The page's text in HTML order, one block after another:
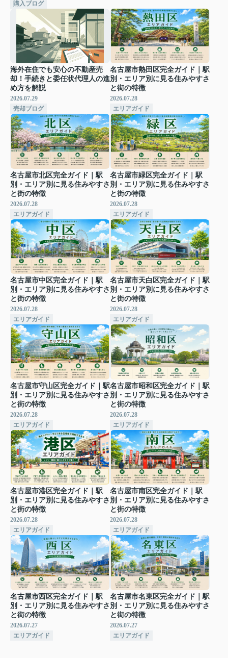
購入ブログ
海外在住でも安心の不動産売
却！手続きと委任状代理人の進
め方を解説
2026.07.29
売却ブログ
名古屋市熱田区完全ガイド｜駅
別・エリア別に見る住みやすさ
と街の特徴
2026.07.28
エリアガイド
名古屋市北区完全ガイド｜駅
別・エリア別に見る住みやすさ
と街の特徴
2026.07.28
エリアガイド
名古屋市緑区完全ガイド｜駅
別・エリア別に見る住みやすさ
と街の特徴
2026.07.28
エリアガイド
名古屋市中区完全ガイド｜駅
別・エリア別に見る住みやすさ
と街の特徴
2026.07.28
エリアガイド
名古屋市天白区完全ガイド｜駅
別・エリア別に見る住みやすさ
と街の特徴
2026.07.28
エリアガイド
名古屋市守山区完全ガイド｜駅
別・エリア別に見る住みやすさ
と街の特徴
2026.07.28
エリアガイド
名古屋市昭和区完全ガイド｜駅
別・エリア別に見る住みやすさ
と街の特徴
2026.07.28
エリアガイド
名古屋市港区完全ガイド｜駅
別・エリア別に見る住みやすさ
と街の特徴
2026.07.28
エリアガイド
名古屋市南区完全ガイド｜駅
別・エリア別に見る住みやすさ
と街の特徴
2026.07.28
エリアガイド
名古屋市西区完全ガイド｜駅
別・エリア別に見る住みやすさ
と街の特徴
2026.07.27
エリアガイド
名古屋市名東区完全ガイド｜駅
別・エリア別に見る住みやすさ
と街の特徴
2026.07.27
エリアガイド